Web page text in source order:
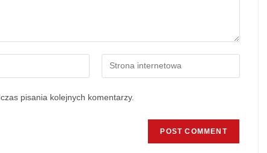
pisania kolejnych komentarzy.